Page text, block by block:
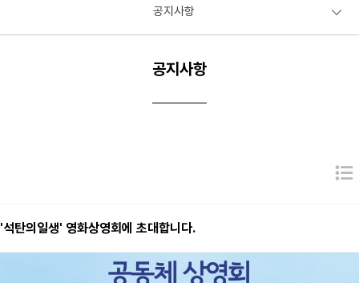
공지사항
공지사항
'석탄의일생' 영화상영회에 초대합니다.